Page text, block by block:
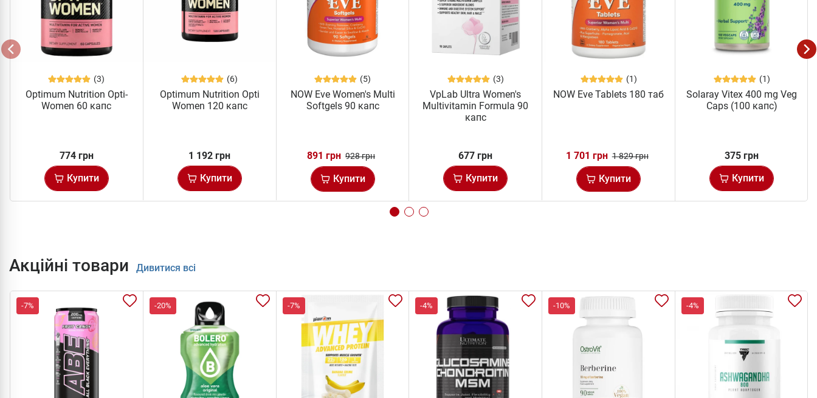
(3)
Optimum Nutrition Opti-
Women 60 капс
774 грн
Купити
(6)
Optimum Nutrition Opti
Women 120 капс
1 192 грн
Купити
(5)
NOW Eve Women's Multi
Softgels 90 капс
891 грн 928 грн
Купити
(3)
VpLab Ultra Women's
Multivitamin Formula 90
капс
677 грн
Купити
(1)
NOW Eve Tablets 180 таб
1 701 грн 1 829 грн
Купити
(1)
Solaray Vitex 400 mg Veg
Caps (100 капс)
375 грн
Купити
Акційні товари Дивитися всі
-7% -20% -7% -4% -10% -4%